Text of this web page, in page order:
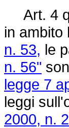
Art. 4
in ambito
n. 53, le
n. 56"
legge 7
leggi
2000, n.